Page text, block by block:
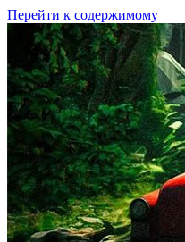
Перейти к содержимому